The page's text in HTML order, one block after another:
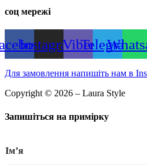
соц мережі
InstagramViberTelegram
Для замовлення напишіть нам в
Copyright © 2026 – Laura Style
Запишіться на примірку
Імʼя